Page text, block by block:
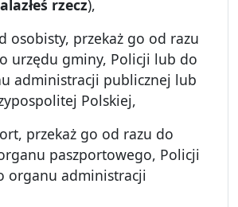
rzecz),
osobisty, przekaż go od razu
urzędu gminy, Policji lub do
administracji publicznej lub
Polskiej,
przekaż go od razu do
paszportowego, Policji
organu administracji